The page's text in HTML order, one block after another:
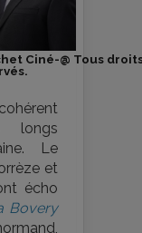
Ciné-@ Tous
longs
Le
et
écho
Bovery